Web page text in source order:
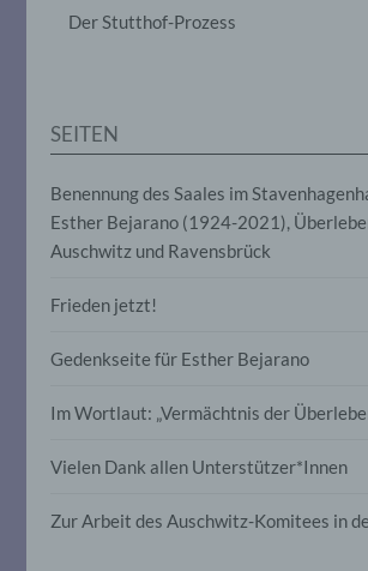
Der Stutthof-Prozess
SEITEN
Benennung des Saales im
Esther Bejarano (1924-2021),
Auschwitz und Ravensbrück
Frieden jetzt!
Gedenkseite für Esther Bejarano
Im Wortlaut: „Vermächtnis der
Vielen Dank allen Unterstützer*Innen
Zur Arbeit des Auschwitz-Komitees in
Anpassung oder
Löschen oder die
d) Einschränkung der
Markierung gespeicherter
ihre künftige Verarbeitung
e) Profiling
die darin besteht, dass diese